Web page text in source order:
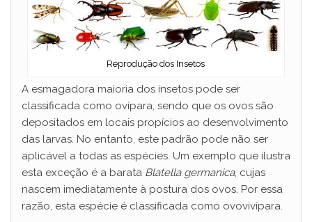
Reprodução dos Insetos
A esmagadora maioria dos insetos pode ser
classificada como ovípara, sendo que os ovos são
depositados em locais propícios ao desenvolvimento
das larvas. No entanto, este padrão pode não ser
aplicável a todas as espécies. Um exemplo que ilustra
esta exceção é a barata Blatella germanica, cujas
nascem imediatamente à postura dos ovos. Por essa
razão, esta espécie é classificada como ovovivípara.